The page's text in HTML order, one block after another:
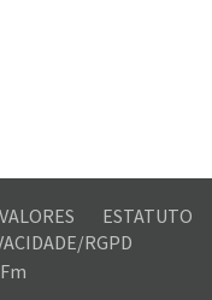
ESTATUTO
RGPD